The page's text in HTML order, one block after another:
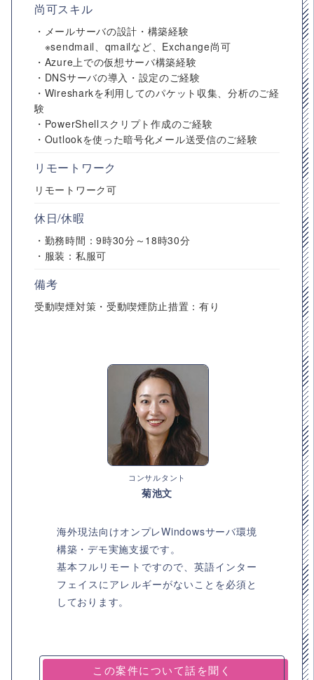
尚可スキル
・メールサーバの設計・構築経験
※sendmail、qmailなど、Exchange尚可
・Azure上での仮想サーバ構築経験
・DNSサーバの導入・設定のご経験
・Wiresharkを利用してのパケット収集、分析のご経
験
・PowerShellスクリプト作成のご経験
・Outlookを使った暗号化メール送受信のご経験
リモートワーク
リモートワーク可
休日/休暇
・勤務時間：9時30分～18時30分
・服装：私服可
備考
受動喫煙対策・受動喫煙防止措置：有り
コンサルタント
菊池文
海外現法向けオンプレWindowsサーバ環境
構築・デモ実施支援です。
基本フルリモートですので、英語インター
フェイスにアレルギーがないことを必須と
しております。